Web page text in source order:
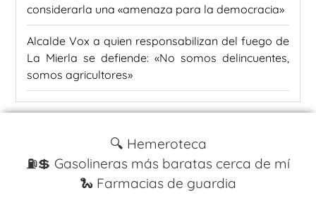
considerarla una «amenaza para la democracia»
Alcalde Vox a quien responsabilizan del fuego de
La Mierla se defiende: «No somos delincuentes,
somos agricultores»
🔍 Hemeroteca
⛽️💲 Gasolineras más baratas cerca de mí
🐍 Farmacias de guardia